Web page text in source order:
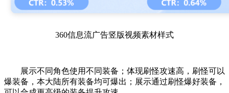
360信息流广告竖版视频素材样式
展示不同角色使用不同装备；体现刷怪攻速高，刷怪可以
爆装备，本大陆所有装备均可爆出；展示通过刷怪爆好装备，